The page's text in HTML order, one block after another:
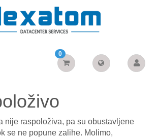
0
nije raspoloživa, pa su obustavljene
se ne popune zalihe. Molimo,